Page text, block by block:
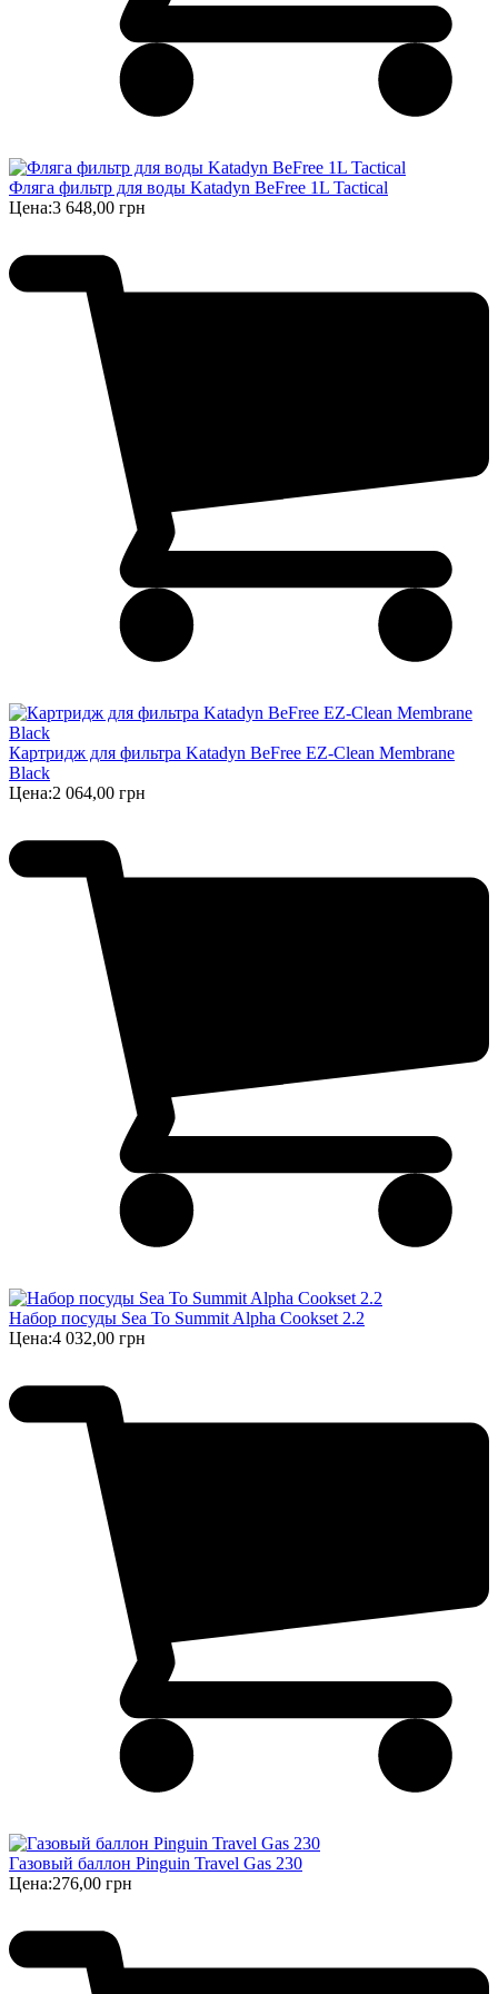
Фляга фильтр для воды Katadyn BeFree 1L Tactical
Цена:3 648,00 грн
Картридж для фильтра Katadyn BeFree EZ-Clean Membrane
Black
Цена:2 064,00 грн
Набор посуды Sea To Summit Alpha Cookset 2.2
Цена:4 032,00 грн
Газовый баллон Pinguin Travel Gas 230
Цена:276,00 грн